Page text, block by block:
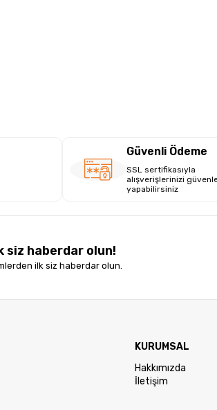
Güvenli Ödeme
SSL sertifikasıyla
alışverişlerinizi
yapabilirsiniz
siz haberdar olun!
ilk siz haberdar olun.
KURUMSAL
Hakkımızda
İletişim